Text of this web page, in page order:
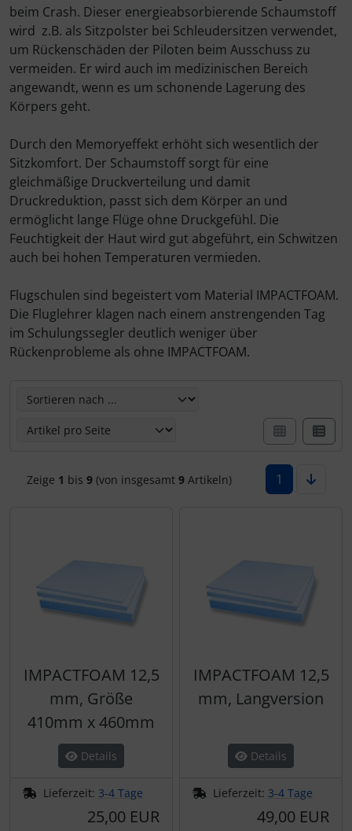
beim Crash. Dieser energieabsorbierende Schaumstoff
wird z.B. als Sitzpolster bei Schleudersitzen verwendet,
um Rückenschäden der Piloten beim Ausschuss zu
vermeiden. Er wird auch im medizinischen Bereich
angewandt, wenn es um schonende Lagerung des
Körpers geht.
Durch den Memoryeffekt erhöht sich wesentlich der
Sitzkomfort. Der Schaumstoff sorgt für eine
gleichmäßige Druckverteilung und damit
Druckreduktion, passt sich dem Körper an und
ermöglicht lange Flüge ohne Druckgefühl. Die
Feuchtigkeit der Haut wird gut abgeführt, ein Schwitzen
auch bei hohen Temperaturen vermieden.
Flugschulen sind begeistert vom Material IMPACTFOAM.
Die Fluglehrer klagen nach einem anstrengenden Tag
im Schulungssegler deutlich weniger über
Rückenprobleme als ohne IMPACTFOAM.
Zeige 1 bis 9(von insgesamt 9Artikeln) 1
IMPACTFOAM 12,5
mm, Größe
410mm x 460mm
Details
Lieferzeit: 3-4 Tage
25,00 EUR
IMPACTFOAM 12,5
mm, Langversion
Details
Lieferzeit: 3-4 Tage
49,00 EUR
Elektrik, Kabel und Co.
ELT, Notsender
Fallschirme
FLARM® und ADS-B
Fallschirmspringer
Flügelsporne- und -Rädchen
Funkgeräte
Headsets, Kopfhörer
IMPACTFOAM
Instrumente
Zubehör und Ersatzteile für Instrumente
Mückenputzer
Navigation
Schläuche, Verbinder....
Schutz und Pflege
Schutztaschen Interieur
Tapes und Tuning
Transponder
Fliegerkarten
Fliegerspiele
Fliegeruhren
Für Pilotenkinder
Geschenk-Boutique
Gutscheine
Magnetflugzeuge
Personalisierte Produkte
Schlüsselanhänger
Schmuck
Taschen